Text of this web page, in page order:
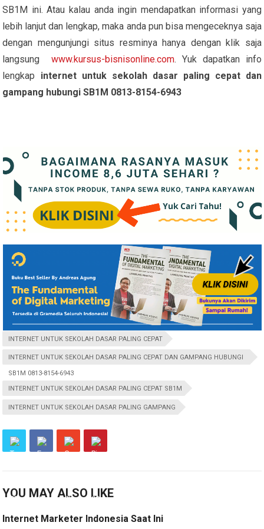
SB1M ini. Atau kalau anda ingin mendapatkan informasi yang
lebih lanjut dan lengkap, maka anda pun bisa mengeceknya saja
dengan mengunjungi situs resminya hanya dengan klik saja
langsungwww.kursus-bisnisonline.com. Yuk dapatkan info
lengkap internet untuk sekolah dasar paling cepat dan
gampang hubungi SB1M 0813-8154-6943
INTERNET UNTUK SEKOLAH DASAR PALING CEPAT
INTERNET UNTUK SEKOLAH DASAR PALING CEPAT DAN GAMPANG HUBUNGI
SB1M 0813-8154-6943
INTERNET UNTUK SEKOLAH DASAR PALING CEPAT SB1M
INTERNET UNTUK SEKOLAH DASAR PALING GAMPANG
YOU MAY ALSO LIKE
Internet Marketer Indonesia Saat Ini